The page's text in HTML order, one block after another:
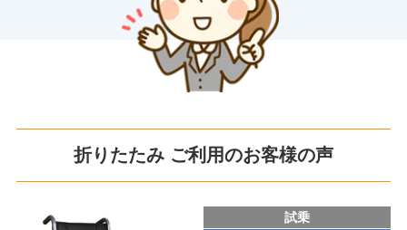
折りたたみ ご利用のお客様の声
試乗